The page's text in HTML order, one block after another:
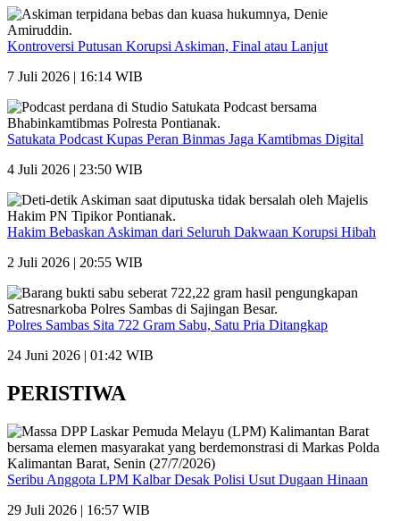
Kontroversi Putusan Korupsi Askiman, Final atau Lanjut
7 Juli 2026 | 16:14 WIB
Satukata Podcast Kupas Peran Binmas Jaga Kamtibmas Digital
4 Juli 2026 | 23:50 WIB
Hakim Bebaskan Askiman dari Seluruh Dakwaan Korupsi Hibah
2 Juli 2026 | 20:55 WIB
Polres Sambas Sita 722 Gram Sabu, Satu Pria Ditangkap
24 Juni 2026 | 01:42 WIB
PERISTIWA
Seribu Anggota LPM Kalbar Desak Polisi Usut Dugaan Hinaan
29 Juli 2026 | 16:57 WIB